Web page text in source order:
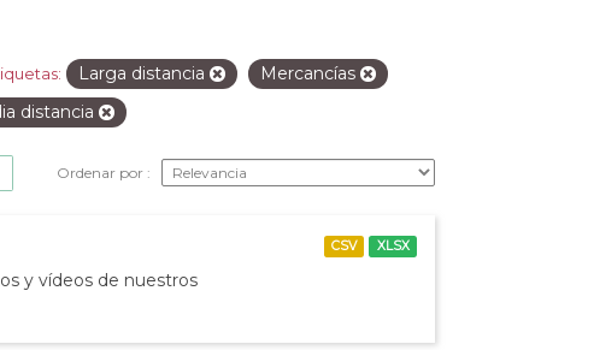
Larga distancia
Mercancías
distancia
Ordenar por
y vídeos de nuestros
CSV XLSX